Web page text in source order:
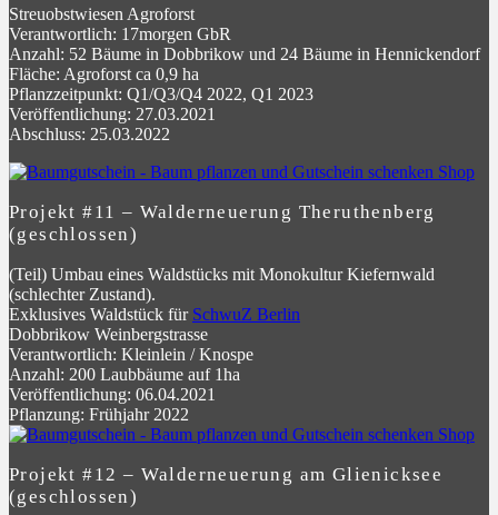
Streuobstwiesen Agroforst
Verantwortlich: 17morgen GbR
Anzahl: 52 Bäume in Dobbrikow und 24 Bäume in Hennickendorf
Fläche: Agroforst ca 0,9 ha
Pflanzzeitpunkt: Q1/Q3/Q4 2022, Q1 2023
Veröffentlichung: 27.03.2021
Abschluss: 25.03.2022
Projekt #11 – Walderneuerung Theruthenberg
(geschlossen)
(Teil) Umbau eines Waldstücks mit Monokultur Kiefernwald
(schlechter Zustand).
Exklusives Waldstück für SchwuZ Berlin
Dobbrikow Weinbergstrasse
Verantwortlich: Kleinlein / Knospe
Anzahl: 200 Laubbäume auf 1ha
Veröffentlichung: 06.04.2021
Pflanzung: Frühjahr 2022
Projekt #12 – Walderneuerung am Glienicksee
(geschlossen)